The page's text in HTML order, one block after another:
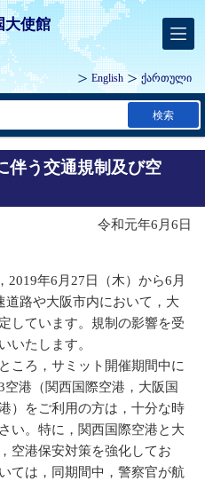
大使館
English ქართული
検索
伴う交通規制及び空
令和元年6月6日
2019年6月27日（木）から6月
路や大阪市内において，大
しています。規制の影響を受
いたします。
ころ，サミット開催期間中に
港（関西国際空港，大阪国
）をご利用の方は，十分な時
い。特に，関西国際空港と大
空港保安対策を強化してお
ては，同期間中，警察官が航